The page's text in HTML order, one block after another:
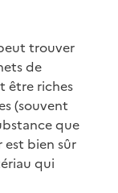
trouver
de
être riches
(souvent
que
est bien sûr
qui